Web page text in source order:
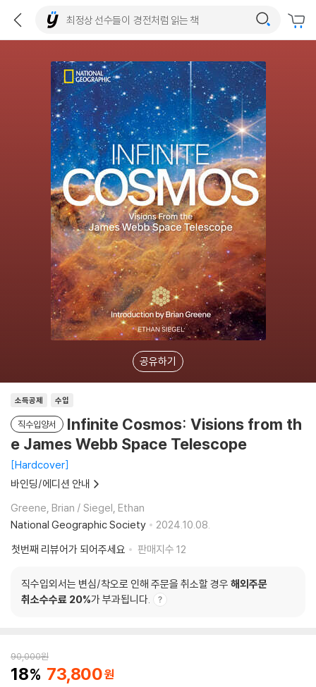
공유하기
소득공제 수입
직수입양서
Infinite Cosmos: Visions from th
e James Webb Space Telescope
Hardcover
바인딩/에디션 안내
Greene, Brian / Siegel, Ethan
National Geographic Society
2024.10.08.
첫번째 리뷰어가 되어주세요
판매지수 12
직수입외서는 변심/착오로 인해 주문을 취소할 경우 해외주문
취소수수료 20%가 부과됩니다.
90,000원
18 73,800